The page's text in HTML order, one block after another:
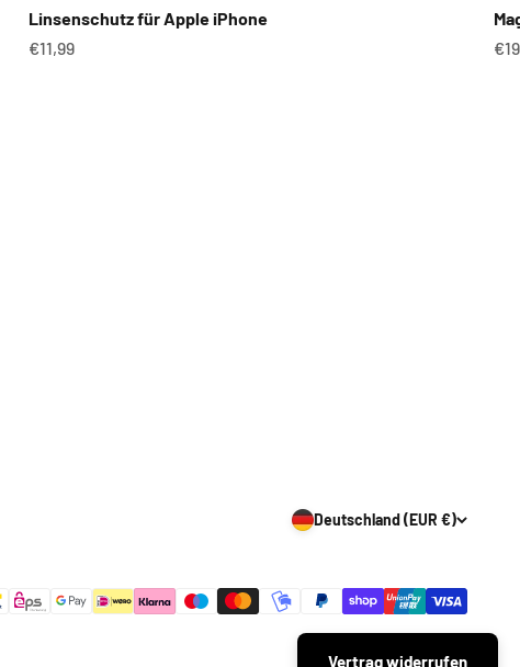
Linsenschutz für Apple iPhone
Angebot
€11,99
Deutschland (EUR €)
Vertrag widerrufen